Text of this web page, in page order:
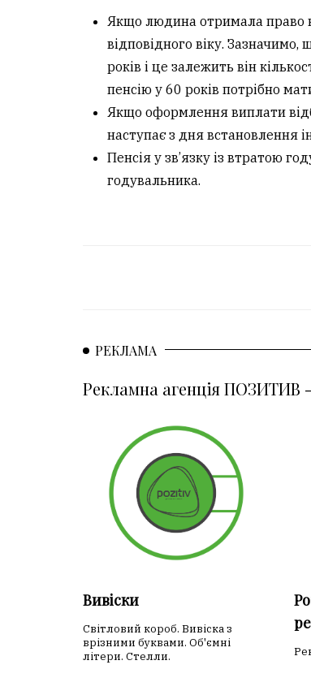
Якщо людина отримала право
відповідного віку.
років і це залежить він
пенсію у 60 років потрібно
Якщо оформлення виплати
наступає з дня встановлення
Пенсія у зв’язку із втратою
годувальника.
РЕКЛАМА
Рекламна агенція ПОЗИТИВ -
Вивіски
Світловий короб. Вивіска з
врізними буквами. Об'ємні
літери. Стелли.